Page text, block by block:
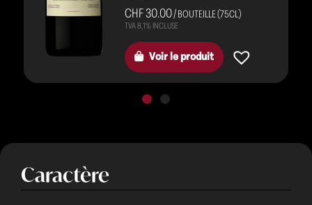
CHF 30.00/ BOUTEILLE (75CL)
Voir le produit
Caractère